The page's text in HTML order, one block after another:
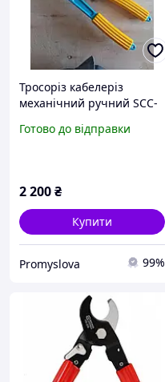
Тросоріз кабелеріз
механічний ручний SCC-
Готово до відправки
2 200₴
Купити
Promyslova 99%